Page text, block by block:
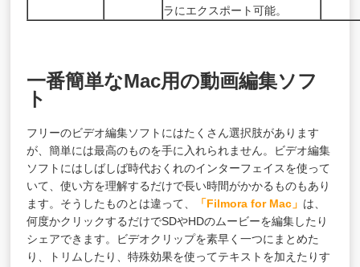
ラにエクスポート可能。
一番簡単なMac用の動画編集ソフ
ト
フリーのビデオ編集ソフトにはたくさん選択肢があります
が、簡単には最高のものを手に入れられません。ビデオ編集
ソフトにはしばしば時代おくれのインターフェイスを使って
いて、使い方を理解するだけで長い時間がかかるものもあり
ます。そうしたものとは違って、
「Filmora for Mac」 は、
何度かクリックするだけでSDやHDのムービーを編集したり
シェアできます。ビデオクリップを素早く一つにまとめた
り、トリムしたり、特殊効果を使ってテキストを加えたりす